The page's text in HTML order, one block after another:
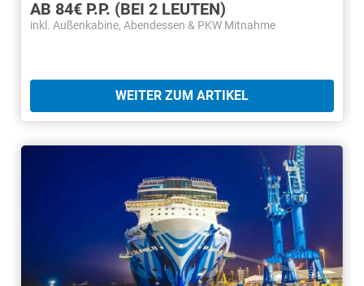
AB 84€ P.P. (BEI 2 LEUTEN)
inkl. Außenkabine, Abendessen & PKW Mitnahme
WEITER ZUM ARTIKEL